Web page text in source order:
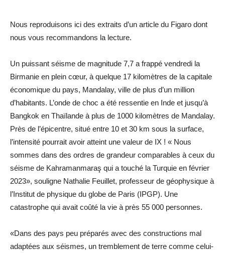
Nous reproduisons ici des extraits d’un article du Figaro dont
nous vous recommandons la lecture.
Un puissant séisme de magnitude 7,7 a frappé vendredi la
Birmanie en plein cœur, à quelque 17 kilomètres de la capitale
économique du pays, Mandalay, ville de plus d’un million
d’habitants. L’onde de choc a été ressentie en Inde et jusqu’à
Bangkok en Thaïlande à plus de 1000 kilomètres de Mandalay.
Près de l’épicentre, situé entre 10 et 30 km sous la surface,
l’intensité pourrait avoir atteint une valeur de IX ! « Nous
sommes dans des ordres de grandeur comparables à ceux du
séisme de Kahramanmaraş qui a touché la Turquie en février
2023», souligne Nathalie Feuillet, professeur de géophysique à
l’Institut de physique du globe de Paris (IPGP). Une
catastrophe qui avait coûté la vie à près 55 000 personnes.
«Dans des pays peu préparés avec des constructions mal
adaptées aux séismes, un tremblement de terre comme celui-